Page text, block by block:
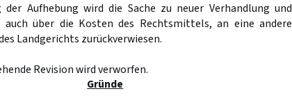
Aufhebung wird die Sache zu neuer Verhandlung und
auch über die Kosten des Rechtsmittels, an eine andere
Landgerichts zurückverwiesen.
Revision wird verworfen.
Gründe